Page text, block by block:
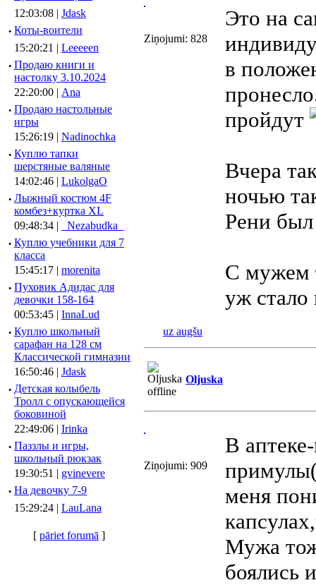
12:03:08 | Jdask
· Коты-воители
15:20:21 | Leeeeen
· Продаю книги и
настолку 3.10.2024
22:20:00 | Ana
· Продаю настольные
игры
15:26:19 | Nadinochka
· Куплю тапки
шерстяные валяные
14:02:46 | LukolgaO
· Лыжный костюм 4F
комбез+куртка XL
09:48:34 |
_Nezabudka_
· Куплю учебники для 7
класса
15:45:17 | morenita
· Пуховик Адидас для
девочки 158-164
00:53:45 | InnaLud
· Куплю школьный
сарафан на 128 см
Классической гимназии
16:50:46 | Jdask
· Детская колыбель
Тролл с опускающейся
боковиной
22:49:06 | Irinka
· Паззлы и игры,
школьный рюкзак
19:30:51 | gvinevere
· Hа девочку 7-9
15:29:24 | LauLana
[ pāriet forumā ]
Ziņojumi: 828
Это на
в
пройдут
Вчера
ночью
Рени
С мужем
уж стало
uz augšu
Oljuska
Ziņojumi: 909
В
меня
Мужа
боялись